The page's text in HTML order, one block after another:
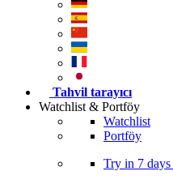
Tahvil tarayıcı
Watchlist & Portföy
Watchlist
Portföy
Try in 7 days